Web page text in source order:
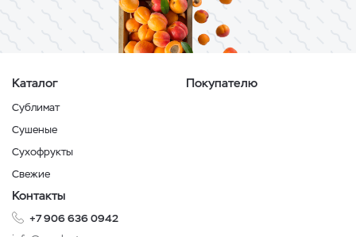
Каталог
Сублимат
Сушеные
Сухофрукты
Свежие
Покупателю
Контакты
+7 906 636 0942